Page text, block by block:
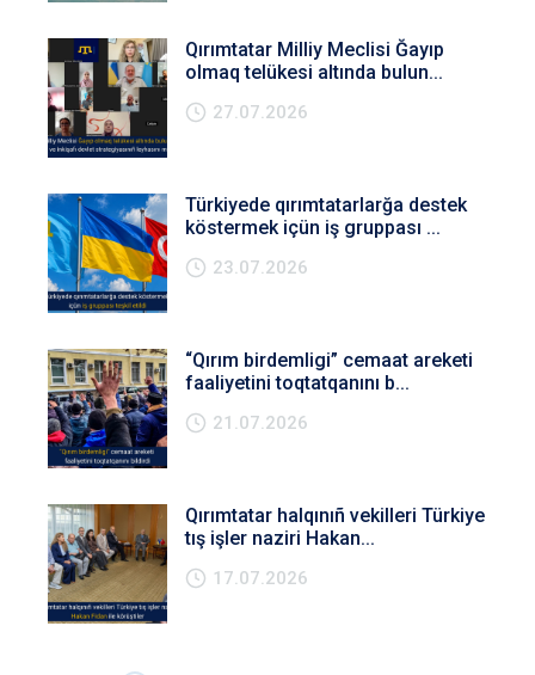
Qırımtatar Milliy Meclisi Ğayıp
olmaq telükesi altında bulun...
27.07.2026
Türkiyede qırımtatarlarğa destek
köstermek içün iş gruppası ...
23.07.2026
“Qırım birdemligi” cemaat areketi
faaliyetini toqtatqanını b...
21.07.2026
Qırımtatar halqınıñ vekilleri Türkiye
tış işler naziri Hakan...
17.07.2026